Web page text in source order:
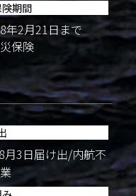
期間
年2月21日まで
保険
3日届け出/内航不